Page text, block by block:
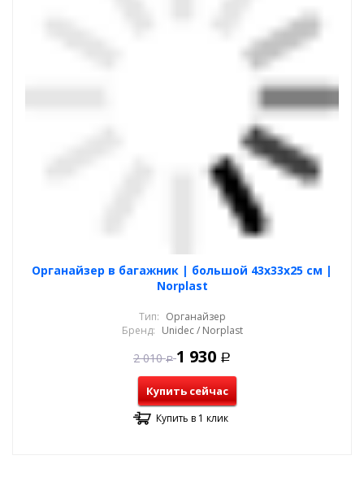
Органайзер в багажник | большой 43x33х25 см |
Norplast
Тип: Органайзер
Бренд: Unidec / Norplast
2 010 Р 1 930 Р
Купить сейчас
Купить в 1 клик